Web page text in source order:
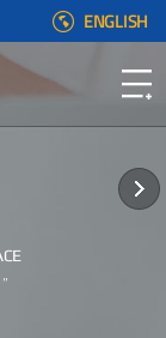
ENGLISH